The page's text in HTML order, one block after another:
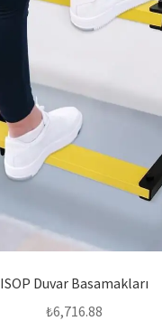
ISOP Duvar Basamakları
₺6,716.88